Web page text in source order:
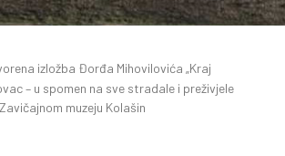
izložba Đorđa Mihovilovića „Kraj
– u spomen na sve stradale i preživjele
muzeju Kolašin